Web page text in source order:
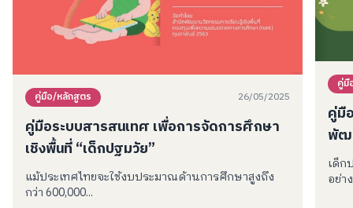
คู่มือ/หลักสูตร 26/05/2025
คู่มือระบบสารสนเทศ เพื่อการจัดการศึกษา
เชิงพื้นที่ “เด็กปฐมวัย”
แม้ประเทศไทยจะใช้งบประมาณด้านการศึกษาสูงถึง
กว่า 600,000...
คู่มื
คู่มื
พัฒ
เด็ก
อย่า